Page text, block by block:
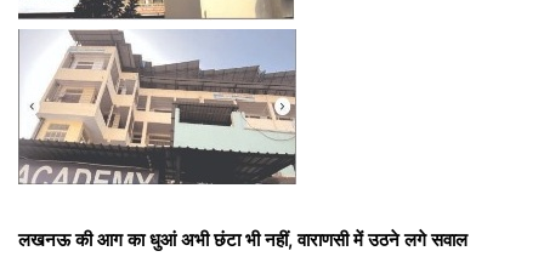
लखनऊ की आग का धुआं अभी छंटा भी नहीं, वाराणसी में उठने लगे सवाल